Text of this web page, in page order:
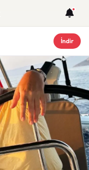
İndir